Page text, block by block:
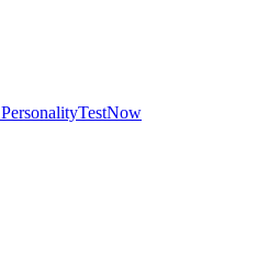
PersonalityTestNow